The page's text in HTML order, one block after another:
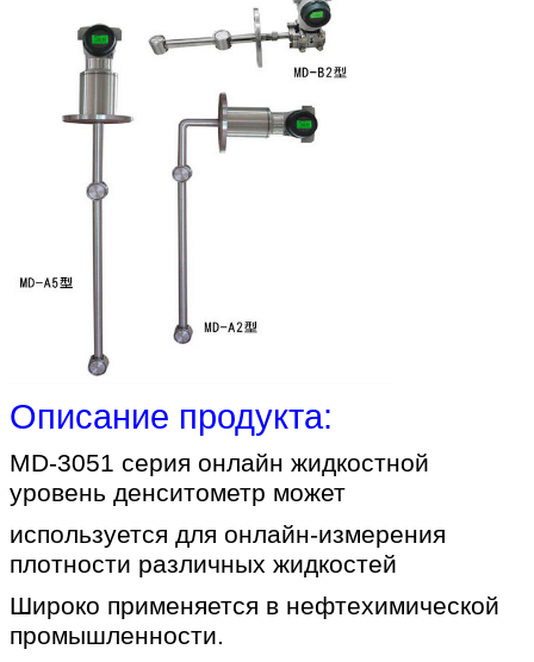
Описание продукта:
MD-3051 серия онлайн жидкостной
уровень денситометр может
используется для онлайн-измерения
плотности различных жидкостей
Широко применяется в нефтехимической
промышленности.